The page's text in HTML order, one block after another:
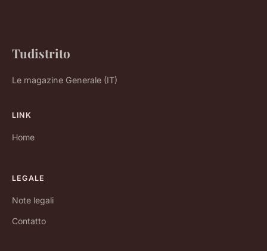
Tudistrito
Le magazine Generale (IT)
LINK
Home
LEGALE
Note legali
Contatto